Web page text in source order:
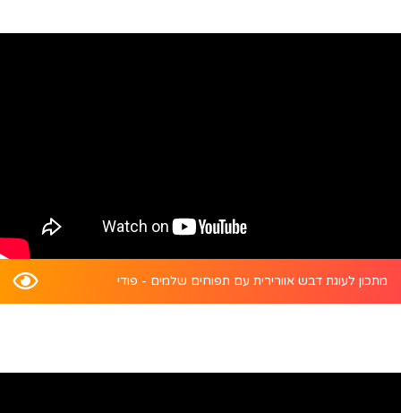
מתכון לעוגת דבש אוורירית עם תפוחים שלמים - פודי